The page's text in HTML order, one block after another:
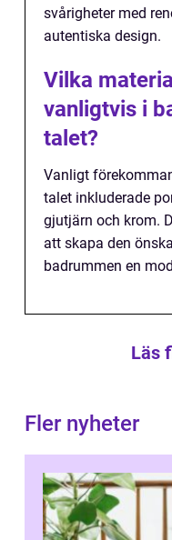
svårigheter med
autentiska design.
Vilka
vanligtvis i
talet?
Vanligt
talet inkluderade
gjutjärn och krom.
att skapa den
badrummen en
Läs
Fler nyheter